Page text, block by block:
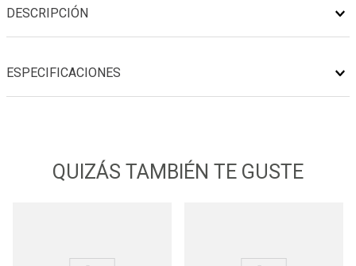
DESCRIPCIÓN
ESPECIFICACIONES
QUIZÁS TAMBIÉN TE GUSTE